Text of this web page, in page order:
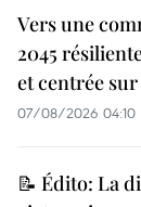
Vers une
2045
et centrée
07/08/2026 04:10
📝 Édito: La